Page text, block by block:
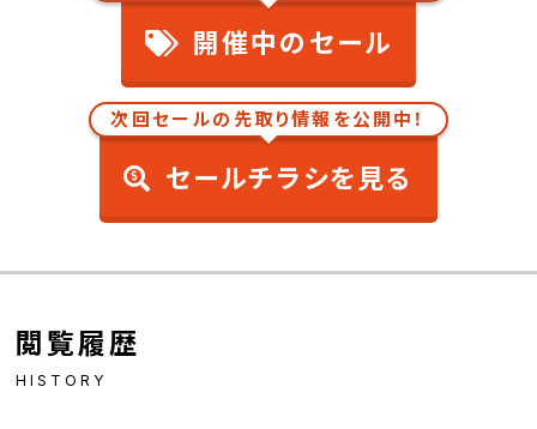
開催中のセール
次回セールの先取り情報を公開中！
セールチラシを見る
閲覧履歴
HISTORY